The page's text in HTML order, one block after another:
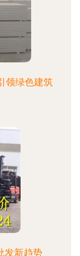
领绿色建筑
发新趋势